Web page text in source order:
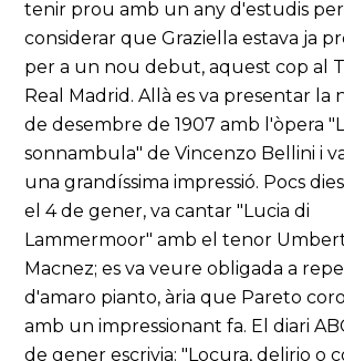
tenir prou amb un any d'estudis per
considerar que Graziella estava ja
per a un nou debut, aquest cop al
Real Madrid. Allà es va presentar la
de desembre de 1907 amb l'òpera
sonnambula" de Vincenzo Bellini i
una grandíssima impressió. Pocs
el 4 de gener, va cantar "Lucia di
Lammermoor" amb el tenor
Macnez; es va veure obligada a
d'amaro pianto, ària que Pareto
amb un impressionant fa. El diari
de gener escrivia: "Locura, delirio o